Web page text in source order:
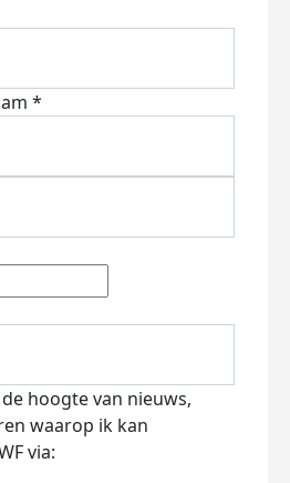
*
hoogte van nieuws,
waarop ik kan
via: